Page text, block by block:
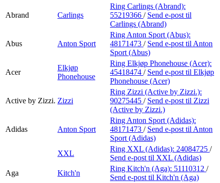
Abrand Carlings
Ring Carlings (Abrand):
55219366 / Send e-post til
Carlings (Abrand)
Abus Anton Sport
Ring Anton Sport (Abus):
48171473 / Send e-post til Anton
Sport (Abus)
Acer
Elkjøp
Phonehouse
Ring Elkjøp Phonehouse (Acer):
45418474 / Send e-post til Elkjøp
Phonehouse (Acer)
Active by Zizzi. Zizzi
Ring Zizzi (Active by Zizzi.):
90275445 / Send e-post til Zizzi
(Active by Zizzi.)
Adidas Anton Sport
Ring Anton Sport (Adidas):
48171473 / Send e-post til Anton
Sport (Adidas)
XXL
Ring XXL (Adidas): 24084725 /
Send e-post til XXL (Adidas)
Aga
Kitch'n
Ring Kitch'n (Aga): 51110312 /
Send e-post til Kitch'n (Aga)